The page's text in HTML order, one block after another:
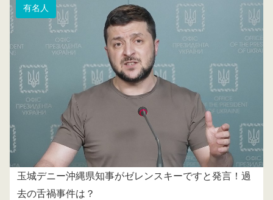
有名人
玉城デニー沖縄県知事がゼレンスキーですと発言！過
去の舌禍事件は？